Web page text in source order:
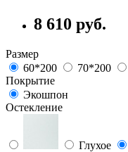
8 610 руб.
Размер
60*200
70*200
Покрытие
Экошпон
Остекление
Глухое